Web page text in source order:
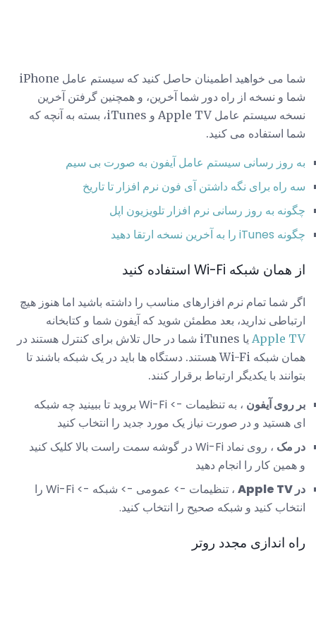
شما می خواهید اطمینان حاصل کنید که سیستم عامل iPhone
شما و نسخه از راه دور شما آخرین، و همچنین گرفتن آخرین
نسخه سیستم عامل Apple TV و iTunes، بسته به آنچه که
شما استفاده می کنید.
به روز رسانی سیستم عامل آیفون به صورت بی سیم
سه راه برای نگه داشتن آی فون نرم افزار تا تاریخ
چگونه به روز رسانی نرم افزار تلویزیون اپل
چگونه iTunes را به آخرین نسخه ارتقا دهید
از همان شبکه Wi-Fi استفاده کنید
اگر شما تمام نرم افزارهای مناسب را داشته باشید اما هنوز هیچ
ارتباطی ندارید، بعد مطمئن شوید که آیفون شما و کتابخانه
Apple TV
یا iTunes شما در حال تلاش برای کنترل هستند در
همان شبکه Wi-Fi هستند. دستگاه ها باید در یک شبکه باشند تا
بتوانند با یکدیگر ارتباط برقرار کنند.
بر روی آیفون
، به تنظیمات -> Wi-Fi بروید تا ببینید چه شبکه
ای هستید و در صورت نیاز یک مورد جدید را انتخاب کنید
در مک
، روی نماد Wi-Fi در گوشه سمت راست بالا کلیک کنید
و همین کار را انجام دهید
در Apple TV
، تنظیمات -> عمومی -> شبکه -> Wi-Fi را
انتخاب کنید و شبکه صحیح را انتخاب کنید.
راه اندازی مجدد روتر